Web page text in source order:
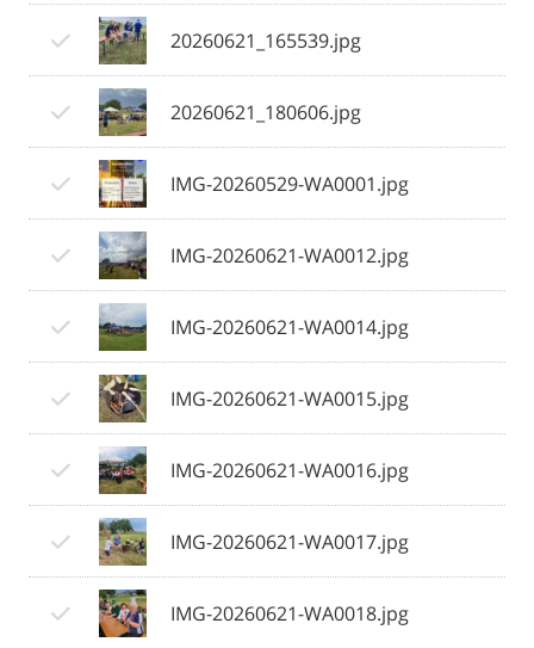
20260621_165539.jpg
20260621_180606.jpg
IMG-20260529-WA0001.jpg
IMG-20260621-WA0012.jpg
IMG-20260621-WA0014.jpg
IMG-20260621-WA0015.jpg
IMG-20260621-WA0016.jpg
IMG-20260621-WA0017.jpg
IMG-20260621-WA0018.jpg